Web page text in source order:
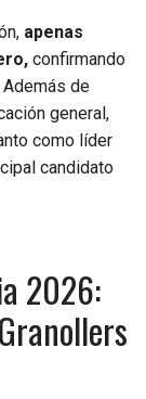
apenas
confirmando
de
general,
como líder
candidato
2026: